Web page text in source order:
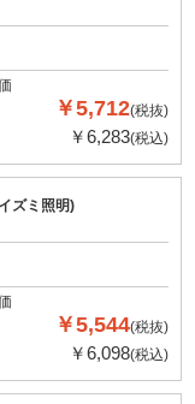
￥5,712(税抜)
￥6,283(税込)
ズミ照明)
￥5,544(税抜)
￥6,098(税込)